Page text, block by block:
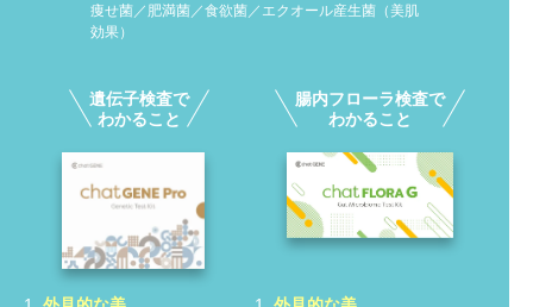
痩せ菌／肥満菌／食欲菌／エクオール産生菌（美肌
効果）
エクオール産生菌／栄養素産生菌
遺伝子検査で
わかること
腸内フローラ検査で
わかること